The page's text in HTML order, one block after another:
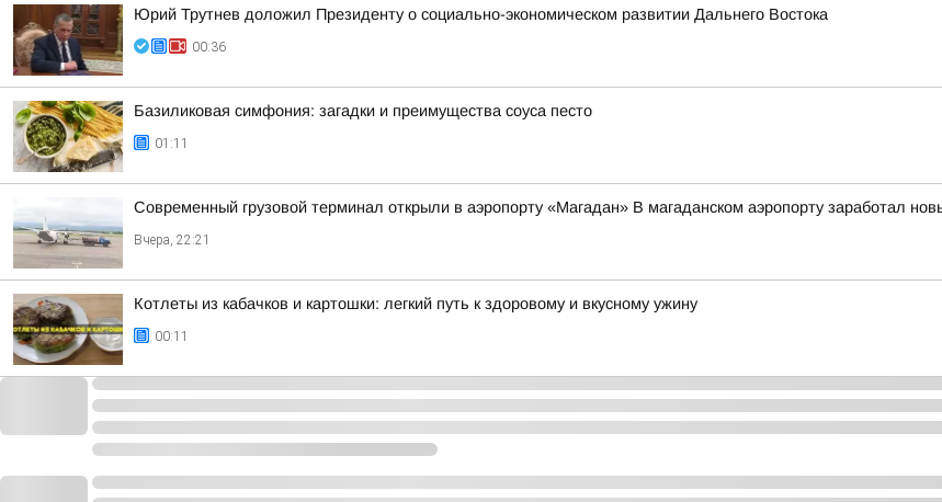
Юрий Трутнев доложил Президенту о социально-экономическом развитии Дальнего Востока
00:36
Базиликовая симфония: загадки и преимущества соуса песто
01:11
Современный грузовой терминал открыли в аэропорту «Магадан» В магаданском аэропорту заработал
Вчера, 22:21
Котлеты из кабачков и картошки: легкий путь к здоровому и вкусному ужину
00:11